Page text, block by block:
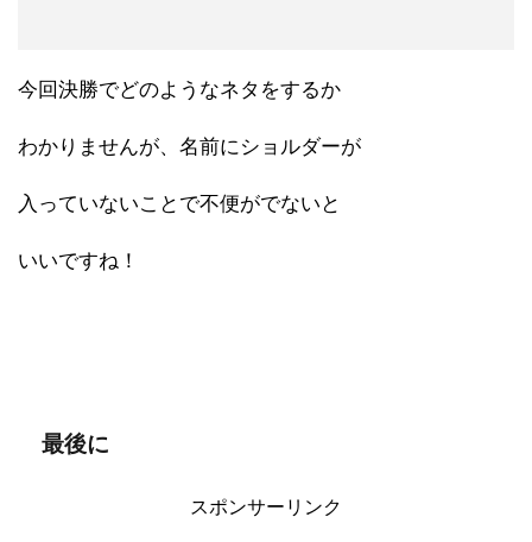
今回決勝でどのようなネタをするか
わかりませんが、名前にショルダーが
入っていないことで不便がでないと
いいですね！
最後に
スポンサーリンク